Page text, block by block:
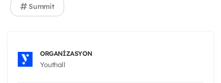
Summit
ORGANIZASYON
Youthall